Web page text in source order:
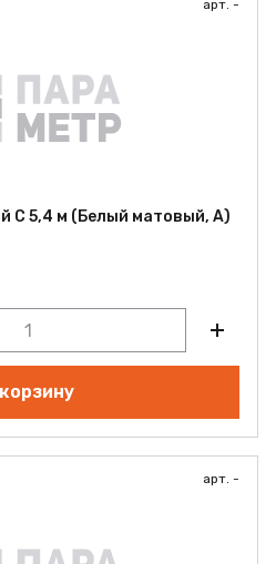
арт. -
С 5,4 м (Белый матовый, А)
арт. -